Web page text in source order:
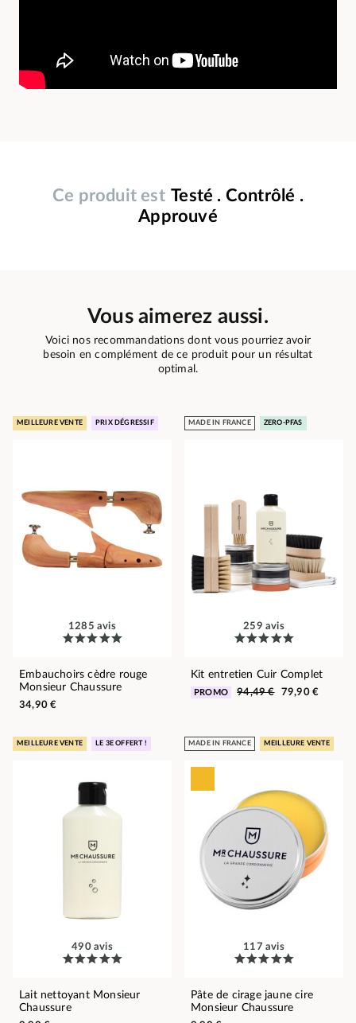
Ce produit est Testé . Contrôlé .
Approuvé
Vous aimerez aussi.
Voici nos recommandations dont vous pourriez avoir
besoin en complément de ce produit pour un résultat
optimal.
MEILLEURE VENTE PRIX DÉGRESSIF
1285 avis
Embauchoirs cèdre rouge
Monsieur Chaussure
34,90 €
MADE IN FRANCE ZERO-PFAS
259 avis
Kit entretien Cuir Complet
PROMO 94,49 € 79,90 €
MEILLEURE VENTE LE 3E OFFERT !
490 avis
Lait nettoyant Monsieur
Chaussure
MADE IN FRANCE MEILLEURE VENTE
117 avis
Pâte de cirage jaune cire
Monsieur Chaussure